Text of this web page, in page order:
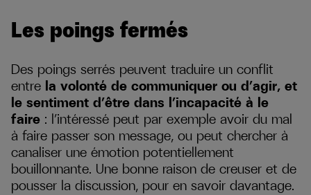
Les poings fermés
Des poings serrés peuvent traduire un conflit
entre la volonté de communiquer ou d’agir, et
le sentiment d’être dans l’incapacité à le
faire : l’intéressé peut par exemple avoir du mal
à faire passer son message, ou peut chercher à
canaliser une émotion potentiellement
bouillonnante. Une bonne raison de creuser et de
pousser la discussion, pour en savoir davantage.